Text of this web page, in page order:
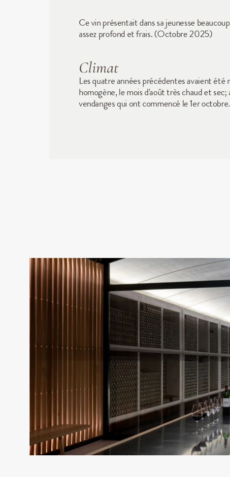
Ce vin présentait dans sa jeunesse
assez profond et frais. (Octobre 2025)
Climat
Les quatre années précédentes avaient été
homogène, le mois d'août très chaud et
vendanges qui ont commencé le 1er octobre.